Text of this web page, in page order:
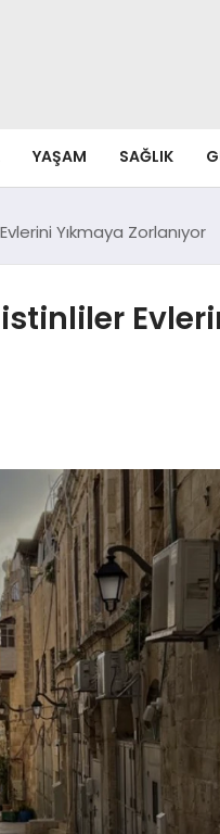
YAŞAM SAĞLIK
Yıkmaya Zorlanıyor